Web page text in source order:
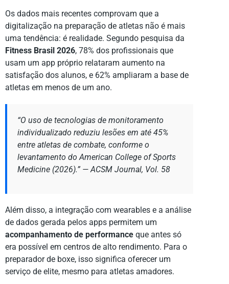
Os dados mais recentes comprovam que a
digitalização na preparação de atletas não é mais
uma tendência: é realidade. Segundo pesquisa da
Fitness Brasil 2026, 78% dos profissionais que
usam um app próprio relataram aumento na
satisfação dos alunos, e 62% ampliaram a base de
atletas em menos de um ano.
“O uso de tecnologias de monitoramento
individualizado reduziu lesões em até 45%
entre atletas de combate, conforme o
levantamento do American College of Sports
Medicine (2026).” —ACSM Journal, Vol. 58
Além disso, a integração com wearables e a análise
de dados gerada pelos apps permitem um
acompanhamento de performance que antes só
era possível em centros de alto rendimento. Para o
preparador de boxe, isso significa oferecer um
serviço de elite, mesmo para atletas amadores.